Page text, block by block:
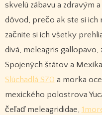
skvelú zábavu a zdravým
dôvod, prečo ak ste si ich
začnite si ich všetky
divá, meleagris
Spojených štátov a
Slúchadlá S70 a morka
mexického polostrova
čeľaď meleagrididae,